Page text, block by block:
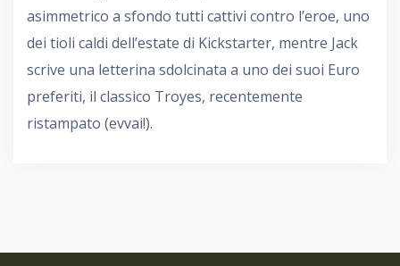
asimmetrico a sfondo tutti cattivi contro l’eroe, uno
dei tioli caldi dell’estate di Kickstarter, mentre Jack
scrive una letterina sdolcinata a uno dei suoi Euro
preferiti, il classico Troyes, recentemente
ristampato (evvai!).